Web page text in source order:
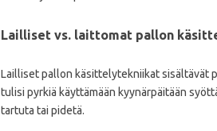
Lailliset vs. laittomat pallon
Lailliset pallon käsittelytekniikat sisältävät
tulisi pyrkiä käyttämään kyynärpäitään
tartuta tai pidetä.